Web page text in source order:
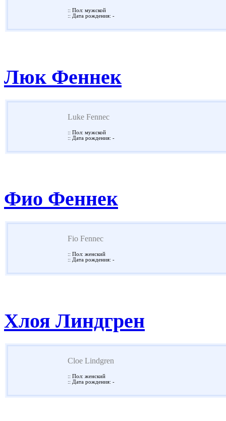
:: Пол: мужской
:: Дата рождения: -
Люк Феннек
Luke Fennec
:: Пол: мужской
:: Дата рождения: -
Фио Феннек
Fio Fennec
:: Пол: женский
:: Дата рождения: -
Хлоя Линдгрен
Cloe Lindgren
:: Пол: женский
:: Дата рождения: -